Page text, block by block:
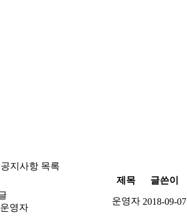
공지사항 목록
제목 글쓴이
운영자
운영자 2018-09-07